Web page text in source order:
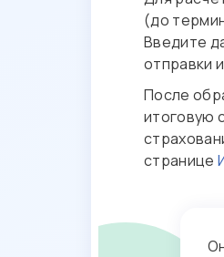
(до
Введите
отправки
После
итоговую
странице